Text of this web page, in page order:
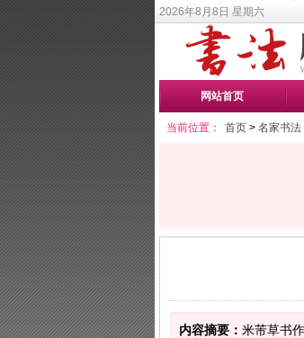
2026年8月8日 星期六
网站首页
当前位置： 首页 > 名家书法
内容摘要： 米芾草书